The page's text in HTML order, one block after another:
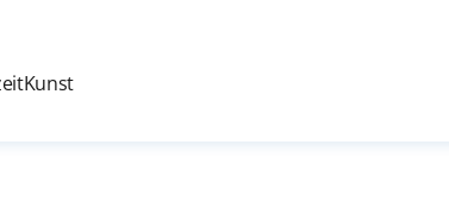
Kunst